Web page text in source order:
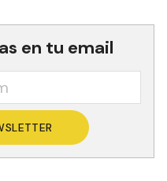
en tu email